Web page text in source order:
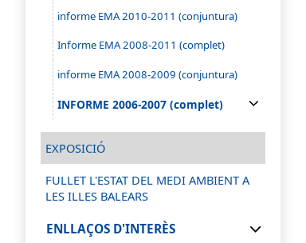
informe EMA 2010-2011 (conjuntura)
Informe EMA 2008-2011 (complet)
informe EMA 2008-2009 (conjuntura)
INFORME 2006-2007 (complet)
EXPOSICIÓ
FULLET L'ESTAT DEL MEDI AMBIENT A
LES ILLES BALEARS
ENLLAÇOS D'INTERÈS